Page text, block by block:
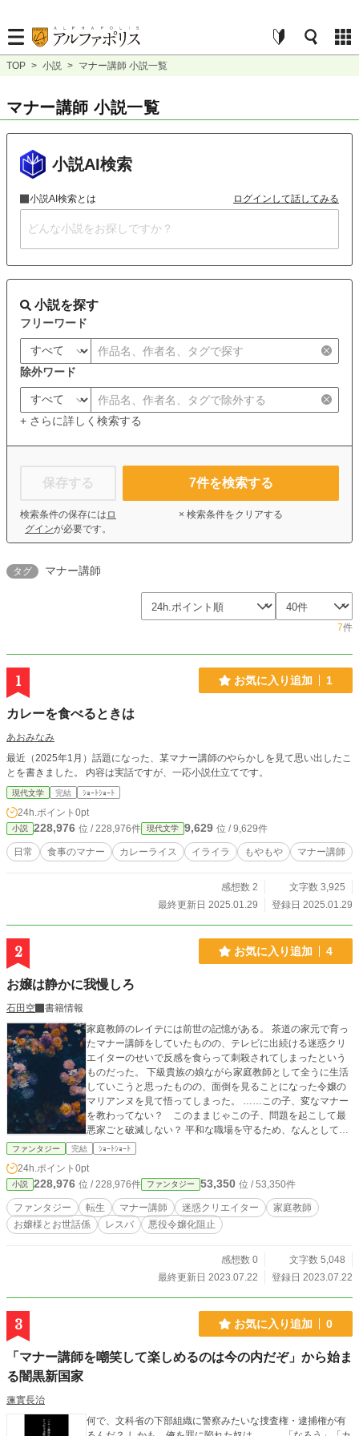
TOP > 小説 > マナー講師 小説一覧
マナー講師 小説一覧
小説AI検索
小説AI検索とは ログインして話してみる
小説を探す
フリーワード
除外ワード
+ さらに詳しく検索する
保存する
検索条件の保存には ロ
グインが必要です。
7件を検索する
× 検索条件をクリアする
タグ マナー講師
7件
1 お気に入り追加 1
カレーを食べるときは
あおみなみ
最近（2025年1月）話題になった、某マナー講師のやらかしを見て思い出したこ
とを書きました。 内容は実話ですが、一応小説仕立てです。
現代文学 完結 ｼｮｰﾄｼｮｰﾄ
24h.ポイント 0pt
小説 228,976 位 / 228,976件 現代文学 9,629 位 / 9,629件
日常 食事のマナー カレーライス イライラ もやもや マナー講師
感想数 2
文字数 3,925
最終更新日 2025.01.29
登録日 2025.01.29
2 お気に入り追加 4
お嬢は静かに我慢しろ
石田空
書籍情報
家庭教師のレイテには前世の記憶がある。 茶道の家元で育っ
たマナー講師をしていたものの、テレビに出続ける迷惑クリ
エイターのせいで反感を食らって刺殺されてしまったという
ものだった。 下級貴族の娘ながら家庭教師として全うに生活
していこうと思ったものの、面倒を見ることになった令嬢の
マリアンヌを見て悟ってしまった。 ……この子、変なマナー
を教わってない？ このままじゃこの子、問題を起こして最
悪家ごと破滅しない？ 平和な職場を守るため、なんとしてで
もマリアンヌを真っ当な令嬢に育て直さないと。 真っ当なマ
嬢様を全うに育て上げることはできるのか。 他サイトにも掲
載しております。
ファンタジー 完結 ｼｮｰﾄｼｮｰﾄ
24h.ポイント 0pt
小説 228,976 位 / 228,976件 ファンタジー 53,350 位 / 53,350件
ファンタジー 転生 マナー講師 迷惑クリエイター
家庭教師
お嬢様とお世話係
レスバ 悪役令嬢化阻止
感想数 0
文字数 5,048
最終更新日 2023.07.22
登録日 2023.07.22
3 お気に入り追加 0
「マナー講師を嘲笑して楽しめるのは今の内だぞ」から始ま
る闇黒新国家
蓮實長治
何で、文科省の下部組織に警察みたいな捜査権・逮捕権が有